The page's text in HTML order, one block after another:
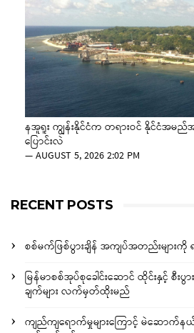
နအူရူး ကျွန်းနိုင်ငံက တရားဝင် နိုင်ငံအမည်
ပြောင်းလဲ
—AUGUST 5, 2026 2:02 PM
RECENT POSTS
စစ်မက်ဖြစ်ပွားချိန် အကျပ်အတည်းများ
မြန်မာစစ်အုပ်စုခေါင်းဆောင် ထိုင်းနှင့် စီ
ချက်များ လက်မှတ်ထိုးမည်
ကျည်ကျရောက်မှုများကြောင့် မဲဆောက်န